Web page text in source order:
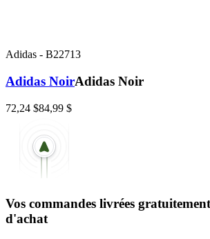
Adidas - B22713
Adidas NoirAdidas Noir
72,24 $84,99 $
Vos commandes livrées
d'achat